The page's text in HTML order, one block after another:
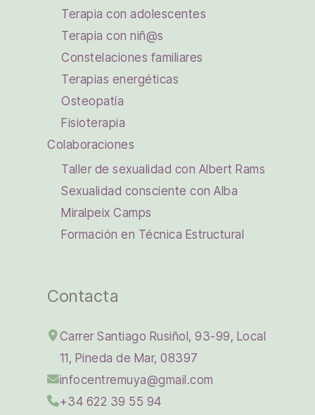
Terapia con adolescentes
Terapia con niñ@s
Constelaciones familiares
Terapias energéticas
Osteopatía
Fisioterapia
Colaboraciones
Taller de sexualidad con Albert Rams
Sexualidad consciente con Alba
Miralpeix Camps
Formación en Técnica Estructural
Contacta
Carrer Santiago Rusiñol, 93-99, Local
11, Pineda de Mar, 08397
infocentremuya@gmail.com
+34 622 39 55 94